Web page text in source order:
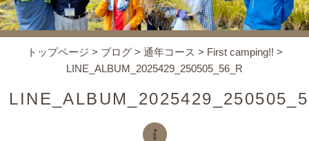
コンセプト
トップページ > ブログ> 通年コース > First camping!! >
LINE_ALBUM_2025429_250505_56_R